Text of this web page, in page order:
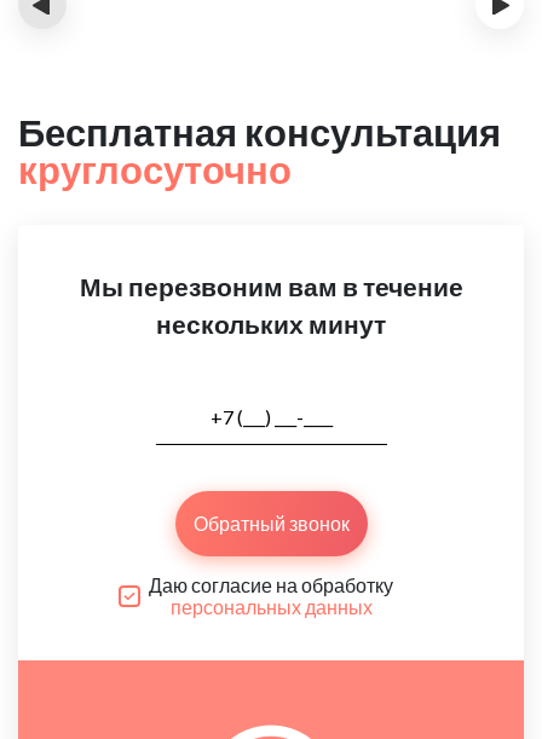
Бесплатная консультация
круглосуточно
Мы перезвоним вам в течение
нескольких минут
Обратный звонок
Даю согласие на обработку
персональных данных